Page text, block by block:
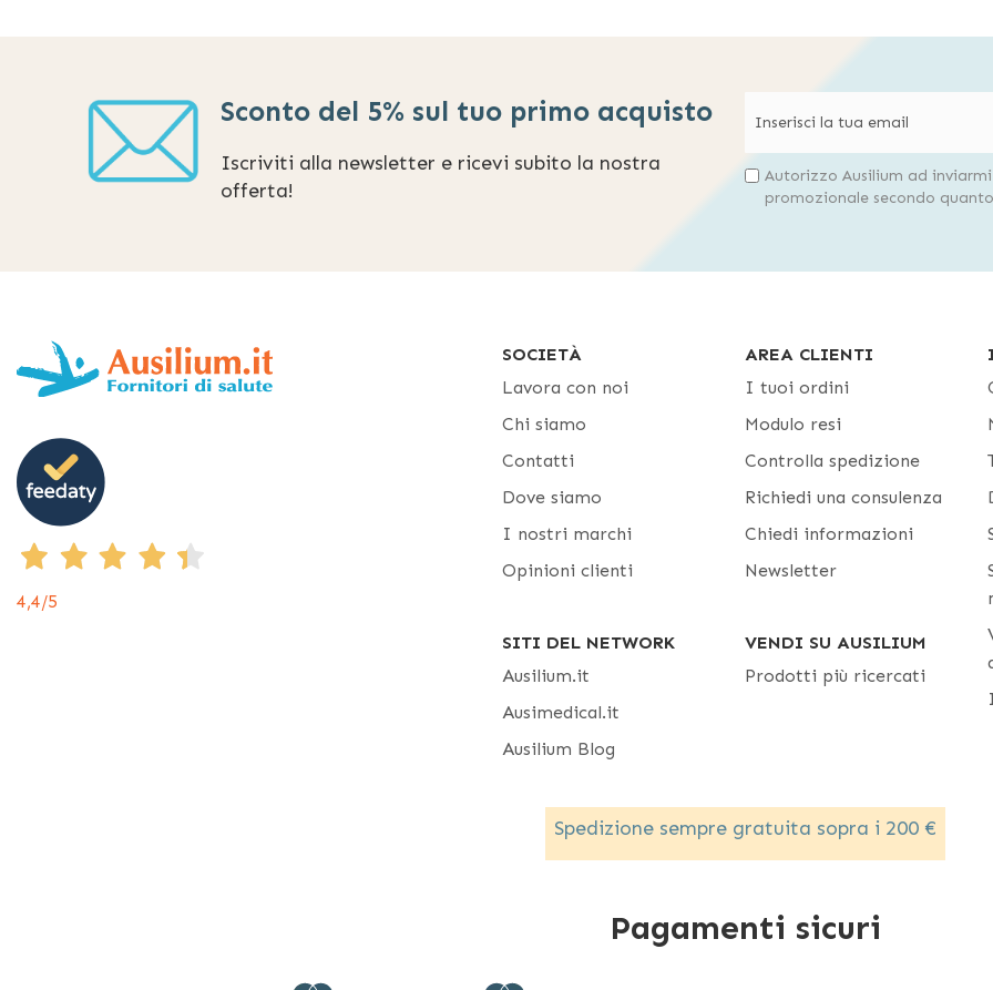
Sconto del 5% sul tuo primo acquisto
Iscriviti alla newsletter e ricevi subito la nostra
offerta!
Autorizzo Ausilium ad
promozionale secondo
4,4/5
SOCIETÀ
Lavora con noi
Chi siamo
Contatti
Dove siamo
I nostri marchi
Opinioni clienti
SITI DEL NETWORK
Ausilium.it
Ausimedical.it
Ausilium Blog
AREA CLIENTI
I tuoi ordini
Modulo resi
Controlla spedizione
Richiedi una consulenza
Chiedi informazioni
Newsletter
VENDI SU AUSILIUM
Prodotti più ricercati
Spedizione sempre gratuita sopra i 200 €
Pagamenti sicuri